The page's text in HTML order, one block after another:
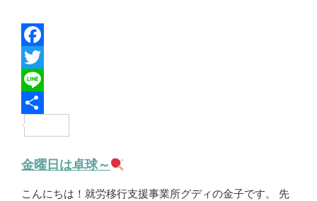
F
a
c
e
o
o
T
w
i
t
e
L
i
e
金曜日は卓球～
こんにちは！就労移行支援事業所グディの金子です。 先